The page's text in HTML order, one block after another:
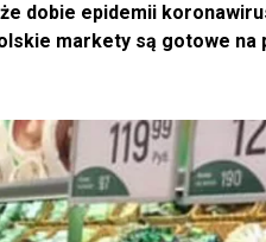
dobie epidemii
markety są gotowe na